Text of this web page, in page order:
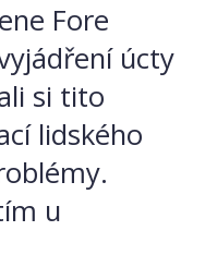
Fore
úcty
si tito
lidského
u